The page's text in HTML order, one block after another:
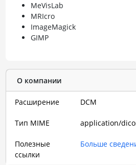
MeVisLab
MRIcro
ImageMagick
GIMP
О компании
Расширение DCM
Тип MIME application/
Полезные
ссылки
Больше